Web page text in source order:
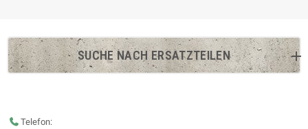
SUCHE NACH ERSATZTEILEN
Telefon: